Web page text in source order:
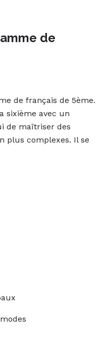
de
de français de 5ème.
sixième avec un
de maîtriser des
plus complexes. Il se